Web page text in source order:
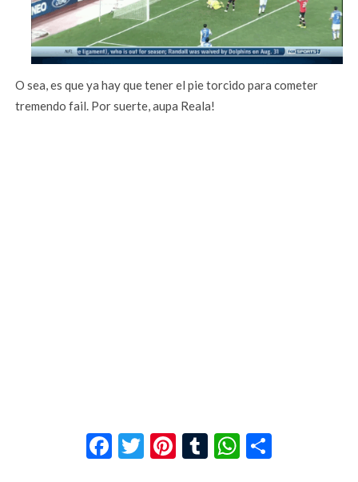
O sea, es que ya hay que tener el pie torcido para cometer
tremendo fail. Por suerte, aupa Reala!
Facebook
Twitter
Pinterest
TumblrWhatsApp